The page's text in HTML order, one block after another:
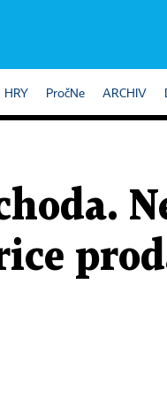
HRY PročNe ARCHIV